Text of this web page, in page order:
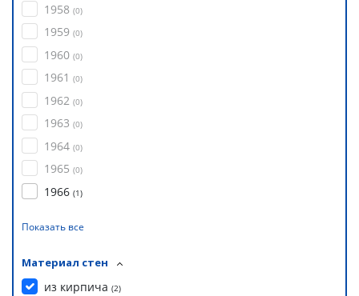
1958 (0)
1959 (0)
1960 (0)
1961 (0)
1962 (0)
1963 (0)
1964 (0)
1965 (0)
1966 (1)
Показать все
Материал стен
из кирпича (2)